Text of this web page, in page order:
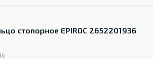
стопорное EPIROC 2652201936